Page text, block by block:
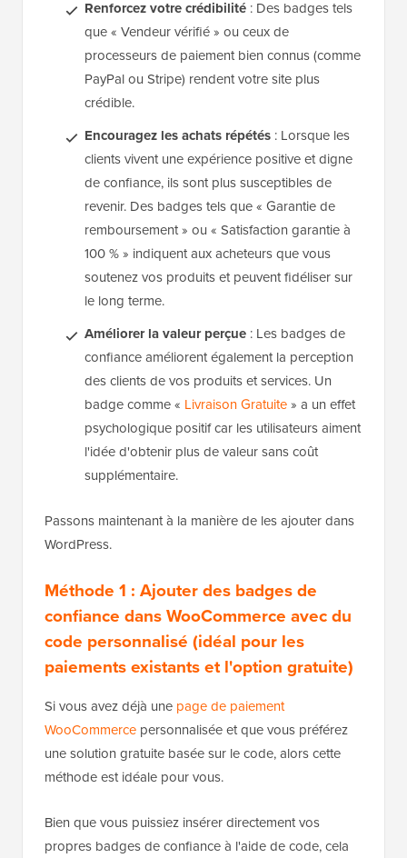
Renforcez votre crédibilité : Des badges tels
que « Vendeur vérifié » ou ceux de
processeurs de paiement bien connus (comme
PayPal ou Stripe) rendent votre site plus
crédible.
Encouragez les achats répétés : Lorsque les
clients vivent une expérience positive et digne
de confiance, ils sont plus susceptibles de
revenir. Des badges tels que « Garantie de
remboursement » ou « Satisfaction garantie à
100 % » indiquent aux acheteurs que vous
soutenez vos produits et peuvent fidéliser sur
le long terme.
Améliorer la valeur perçue : Les badges de
confiance améliorent également la perception
des clients de vos produits et services. Un
badge comme « Livraison Gratuite» a un effet
psychologique positif car les utilisateurs aiment
l'idée d'obtenir plus de valeur sans coût
supplémentaire.
Passons maintenant à la manière de les ajouter dans
WordPress.
Méthode 1 : Ajouter des badges de
confiance dans WooCommerce avec du
code personnalisé (idéal pour les
paiements existants et l'option gratuite)
Si vous avez déjà une page de paiement
WooCommerce personnalisée et que vous préférez
une solution gratuite basée sur le code, alors cette
méthode est idéale pour vous.
Bien que vous puissiez insérer directement vos
propres badges de confiance à l'aide de code, cela